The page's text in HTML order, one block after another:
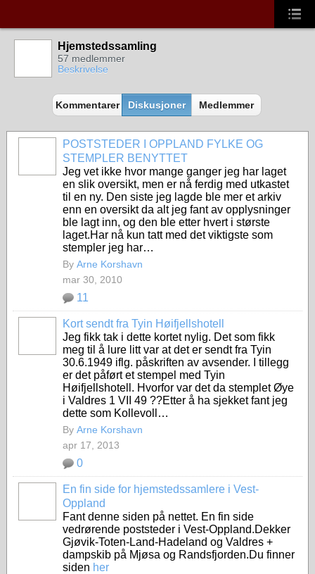
Hjemstedssamling
57 medlemmer
Beskrivelse
Kommentarer Diskusjoner Medlemmer
POSTSTEDER I OPPLAND FYLKE OG
STEMPLER BENYTTET
Jeg vet ikke hvor mange ganger jeg har laget
en slik oversikt, men er nå ferdig med utkastet
til en ny. Den siste jeg lagde ble mer et arkiv
enn en oversikt da alt jeg fant av opplysninger
ble lagt inn, og den ble etter hvert i største
laget.Har nå kun tatt med det viktigste som
stempler jeg har…
By Arne Korshavn
mar 30, 2010
11
Kort sendt fra Tyin Høifjellshotell
Jeg fikk tak i dette kortet nylig. Det som fikk
meg til å lure litt var at det er sendt fra Tyin
30.6.1949 iflg. påskriften av avsender. I tillegg
er det påført et stempel med Tyin
Høifjellshotell. Hvorfor var det da stemplet Øye
i Valdres 1 VII 49 ??Etter å ha sjekket fant jeg
dette som Kollevoll…
By Arne Korshavn
apr 17, 2013
0
En fin side for hjemstedssamlere i Vest-
Oppland
Fant denne siden på nettet. En fin side
vedrørende poststeder i Vest-Oppland.Dekker
Gjøvik-Toten-Land-Hadeland og Valdres +
dampskib på Mjøsa og Randsfjorden.Du finner
siden her